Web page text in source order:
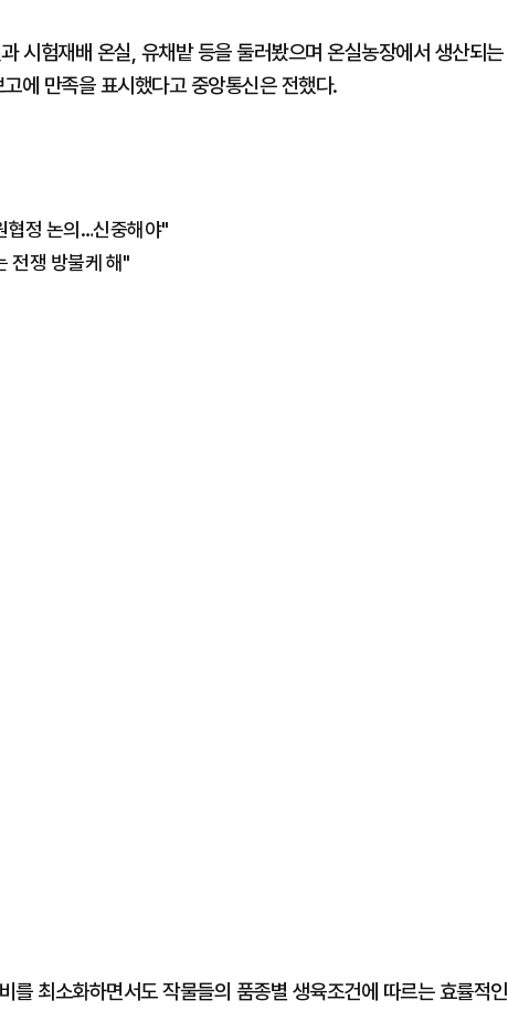
시험재배 온실, 유채밭 등을 둘러봤으며 온실농장에서 생산되는
에 만족을 표시했다고 중앙통신은 전했다.
협정 논의…신중해야"
전쟁 방불케 해"
를 최소화하면서도 작물들의 품종별 생육조건에 따르는 효률적인